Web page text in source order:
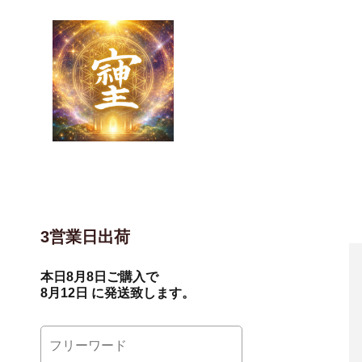
3営業日出荷
本日 8月8日 ご購入で
8月12日 に発送致します。